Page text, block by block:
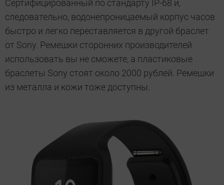
Сертифицированный по стандарту IP-68 и,
следовательно, водонепроницаемый корпус часов
быстро и легко переставляется в другой браслет
от Sony. Ремешки сторонних производителей
использовать вы не сможете, а пластиковые
браслеты Sony стоят около 2000 рублей. Ремешки
из металла и кожи тоже доступны.